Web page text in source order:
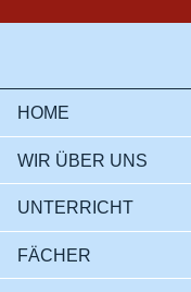
HOME
WIR ÜBER UNS
UNTERRICHT
FÄCHER